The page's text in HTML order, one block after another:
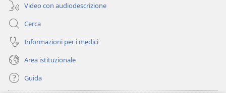
Video con audiodescrizione
Cerca
Informazioni per i medici
Area istituzionale
Guida